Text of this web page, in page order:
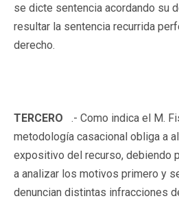
se dicte sentencia acordando su
resultar la sentencia recurrida
derecho.
TERCERO .- Como indica el M.
metodología casacional obliga a
expositivo del recurso, debiendo
a analizar los motivos primero y
denuncian distintas infracciones